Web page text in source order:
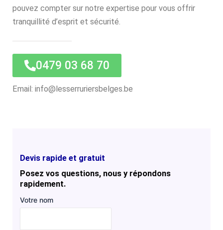
pouvez compter sur notre expertise pour vous offrir
tranquillité d’esprit et sécurité.
0479 03 68 70
Email: info@lesserruriersbelges.be
Devis rapide et gratuit
Posez vos questions, nous y répondons
rapidement.
Votre nom